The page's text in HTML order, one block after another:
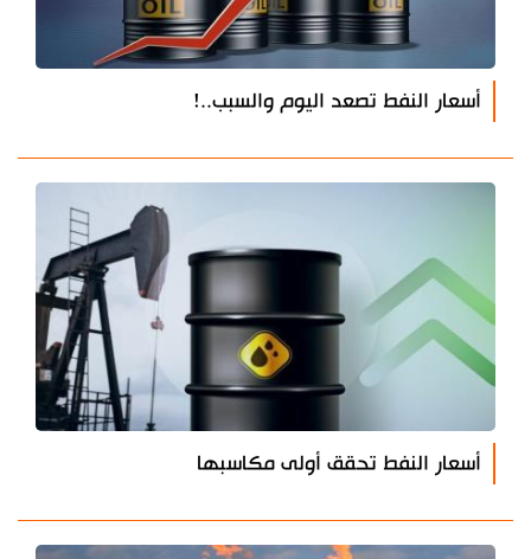
أسعار النفط تصعد اليوم والسبب..!
أسعار النفط تحقق أولى مكاسبها